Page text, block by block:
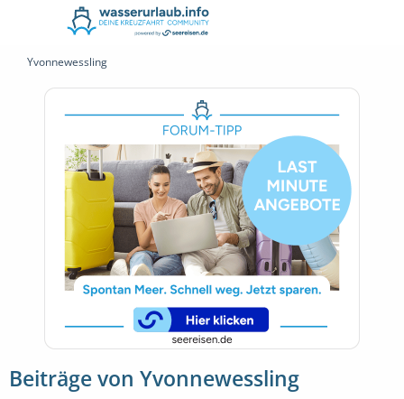
Yvonnewessling
Beiträge von Yvonnewessling